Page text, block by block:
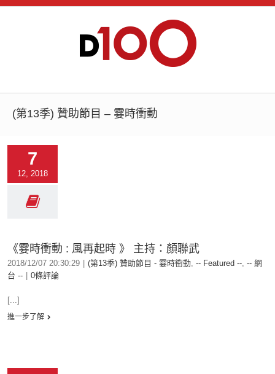
(第13季) 贊助節目 – 霎時衝動
7
12, 2018
《霎時衝動 : 風再起時 》 主持：顏聯武
2018/12/07 20:30:29 (第13季) 贊助節目 - 霎時衝動, -- Featured --, -- 網
台 --
0條評論
[...]
進一步了解